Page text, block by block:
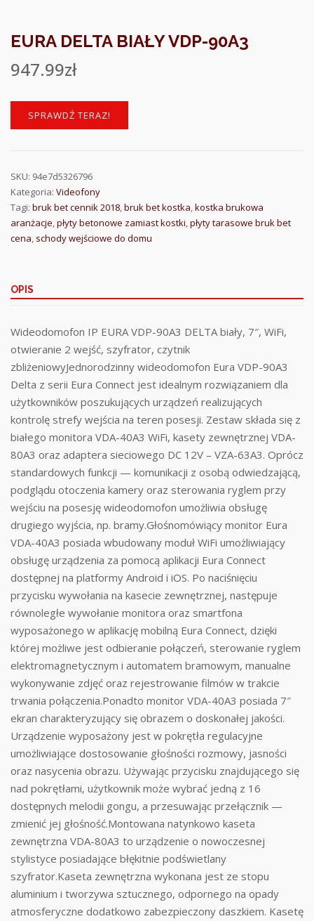
EURA DELTA BIAŁY VDP-90A3
947.99zł
SPRAWDŹ TERAZ!
SKU: 94e7d5326796
Kategoria: Videofony
Tagi: bruk bet cennik 2018,bruk bet kostka,kostka brukowa
aranżacje,płyty betonowe zamiast kostki,płyty tarasowe bruk bet
cena, schody wejściowe do domu
OPIS
Wideodomofon IP EURA VDP-90A3 DELTA biały, 7″, WiFi,
otwieranie 2 wejść, szyfrator, czytnik
zbliżeniowyJednorodzinny wideodomofon Eura VDP-90A3
Delta z serii Eura Connect jest idealnym rozwiązaniem dla
użytkowników poszukujących urządzeń realizujących
kontrolę strefy wejścia na teren posesji. Zestaw składa się z
białego monitora VDA-40A3 WiFi, kasety zewnętrznej VDA-
80A3 oraz adaptera sieciowego DC 12V – VZA-63A3. Oprócz
standardowych funkcji — komunikacji z osobą odwiedzającą,
podglądu otoczenia kamery oraz sterowania ryglem przy
wejściu na posesję wideodomofon umożliwia obsługę
drugiego wyjścia, np. bramy.Głośnomówiący monitor Eura
VDA-40A3 posiada wbudowany moduł WiFi umożliwiający
obsługę urządzenia za pomocą aplikacji Eura Connect
dostępnej na platformy Android i iOS. Po naciśnięciu
przycisku wywołania na kasecie zewnętrznej, następuje
równoległe wywołanie monitora oraz smartfona
wyposażonego w aplikację mobilną Eura Connect, dzięki
której możliwe jest odbieranie połączeń, sterowanie ryglem
elektromagnetycznym i automatem bramowym, manualne
wykonywanie zdjęć oraz rejestrowanie filmów w trakcie
trwania połączenia.Ponadto monitor VDA-40A3 posiada 7″
ekran charakteryzujący się obrazem o doskonałej jakości.
Urządzenie wyposażony jest w pokrętła regulacyjne
umożliwiające dostosowanie głośności rozmowy, jasności
oraz nasycenia obrazu. Używając przycisku znajdującego się
nad pokrętłami, użytkownik może wybrać jedną z 16
dostępnych melodii gongu, a przesuwając przełącznik —
zmienić jej głośność.Montowana natynkowo kaseta
zewnętrzna VDA-80A3 to urządzenie o nowoczesnej
stylistyce posiadające błękitnie podświetlany
szyfrator.Kaseta zewnętrzna wykonana jest ze stopu
aluminium i tworzywa sztucznego, odpornego na opady
atmosferyczne dodatkowo zabezpieczony daszkiem. Kasetę